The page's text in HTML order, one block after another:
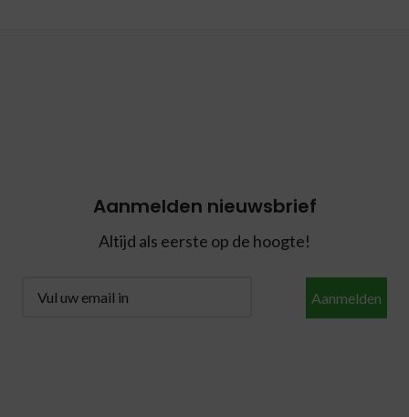
Aanmelden nieuwsbrief
Altijd als eerste op de hoogte!
Aanmelden